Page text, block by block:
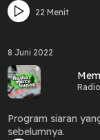
22 Menit
8 Juni 2022
Program siaran
sebelumnya.